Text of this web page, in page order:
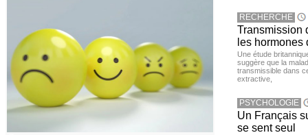
RECHERCHE
Transmission
les hormones
Une étude
suggère que la
transmissible dans
extractive,
PSYCHOLOGIE
Un Français
se sent seul